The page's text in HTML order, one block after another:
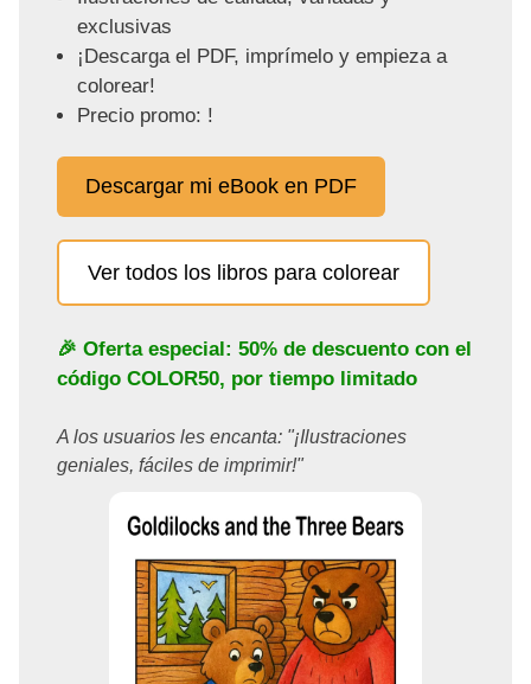
exclusivas
¡Descarga el PDF, imprímelo y empieza a
colorear!
Precio promo: !
Descargar mi eBook en PDF
Ver todos los libros para colorear
🎉 Oferta especial: 50% de descuento con el
código COLOR50, por tiempo limitado
A los usuarios les encanta: "¡Ilustraciones
geniales, fáciles de imprimir!"